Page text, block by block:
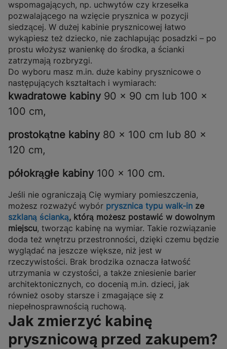
wspomagających, np. uchwytów czy krzesełka
pozwalającego na wzięcie prysznica w pozycji
siedzącej. W dużej kabinie prysznicowej łatwo
wykąpiesz też dziecko, nie zachlapując posadzki – po
prostu włożysz wanienkę do środka, a ścianki
zatrzymają rozbryzgi.
Do wyboru masz m.in. duże kabiny prysznicowe o
następujących kształtach i wymiarach:
kwadratowe kabiny90 × 90 cm lub 100 ×
100 cm,
prostokątne kabiny80 × 100 cm lub 80 ×
120 cm,
półokrągłe kabiny 100 × 100 cm.
Jeśli nie ograniczają Cię wymiary pomieszczenia,
możesz rozważyć wybór prysznica typu walk-in ze
szklaną ścianką, którą możesz postawić w dowolnym
miejscu, tworząc kabinę na wymiar. Takie rozwiązanie
doda też wnętrzu przestronności, dzięki czemu będzie
wyglądać na jeszcze większe, niż jest w
rzeczywistości. Brak brodzika oznacza łatwość
utrzymania w czystości, a także zniesienie barier
architektonicznych, co docenią m.in. dzieci, jak
również osoby starsze i zmagające się z
niepełnosprawnością ruchową.
Jak zmierzyć kabinę
prysznicową przed zakupem?